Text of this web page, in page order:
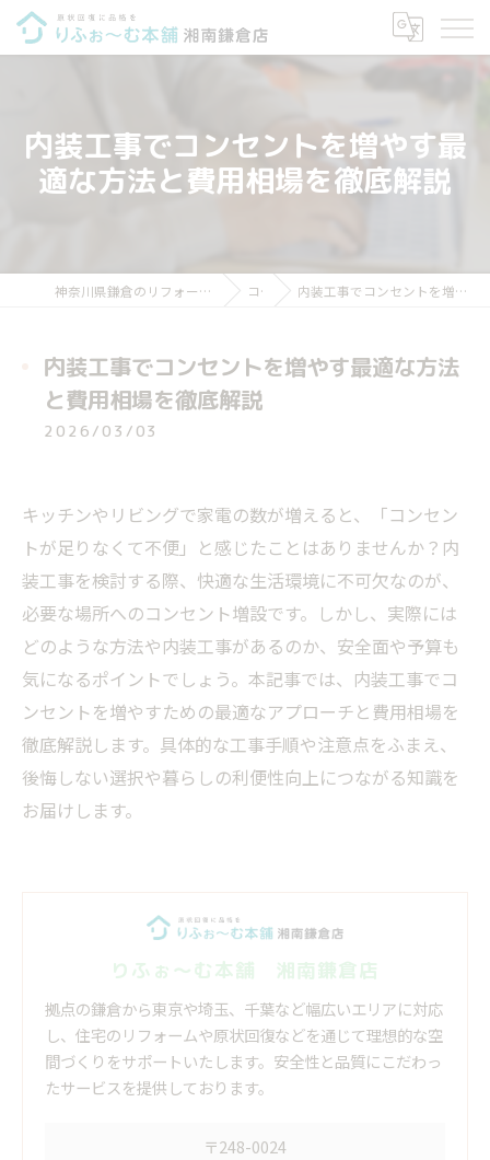
内装工事でコンセントを増やす最
適な方法と費用相場を徹底解説
神奈川県鎌倉のリフォームならりふぉ～む本舗 湘南鎌倉店 コラム 内装工事でコンセントを増やす最適な方法と費用相場を徹底解説
内装工事でコンセントを増やす最適な方法
と費用相場を徹底解説
2026/03/03
キッチンやリビングで家電の数が増えると、「コンセン
トが足りなくて不便」と感じたことはありませんか？内
装工事を検討する際、快適な生活環境に不可欠なのが、
必要な場所へのコンセント増設です。しかし、実際には
どのような方法や内装工事があるのか、安全面や予算も
気になるポイントでしょう。本記事では、内装工事でコ
ンセントを増やすための最適なアプローチと費用相場を
徹底解説します。具体的な工事手順や注意点をふまえ、
後悔しない選択や暮らしの利便性向上につながる知識を
お届けします。
りふぉ～む本舗 湘南鎌倉店
拠点の鎌倉から東京や埼玉、千葉など幅広いエリアに対応
し、住宅のリフォームや原状回復などを通じて理想的な空
間づくりをサポートいたします。安全性と品質にこだわっ
たサービスを提供しております。
〒248-0024